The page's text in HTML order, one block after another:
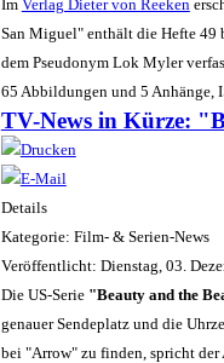
Im Verlag Dieter von Reeken
San Miguel" enthält die Hefte 49
dem Pseudonym Lok Myler
65 Abbildungen und 5 Anhänge,
TV-News in Kürze:
Details
Kategorie: Film- & Serien-News
Veröffentlicht: Dienstag, 03.
Die US-Serie"Beauty and the
genauer Sendeplatz und die
bei "Arrow" zu finden, spricht der